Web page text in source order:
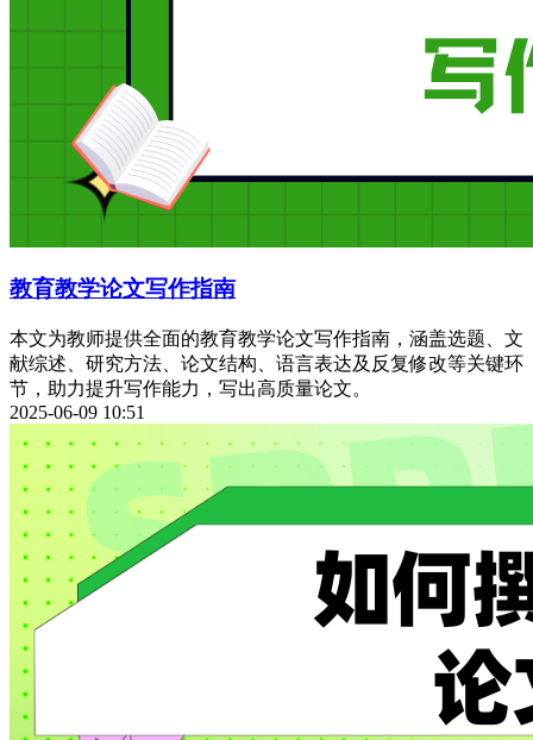
教育教学论文写作指南
本文为教师提供全面的教育教学论文写作指南，涵盖选题、文
献综述、研究方法、论文结构、语言表达及反复修改等关键环
节，助力提升写作能力，写出高质量论文。
2025-06-09 10:51